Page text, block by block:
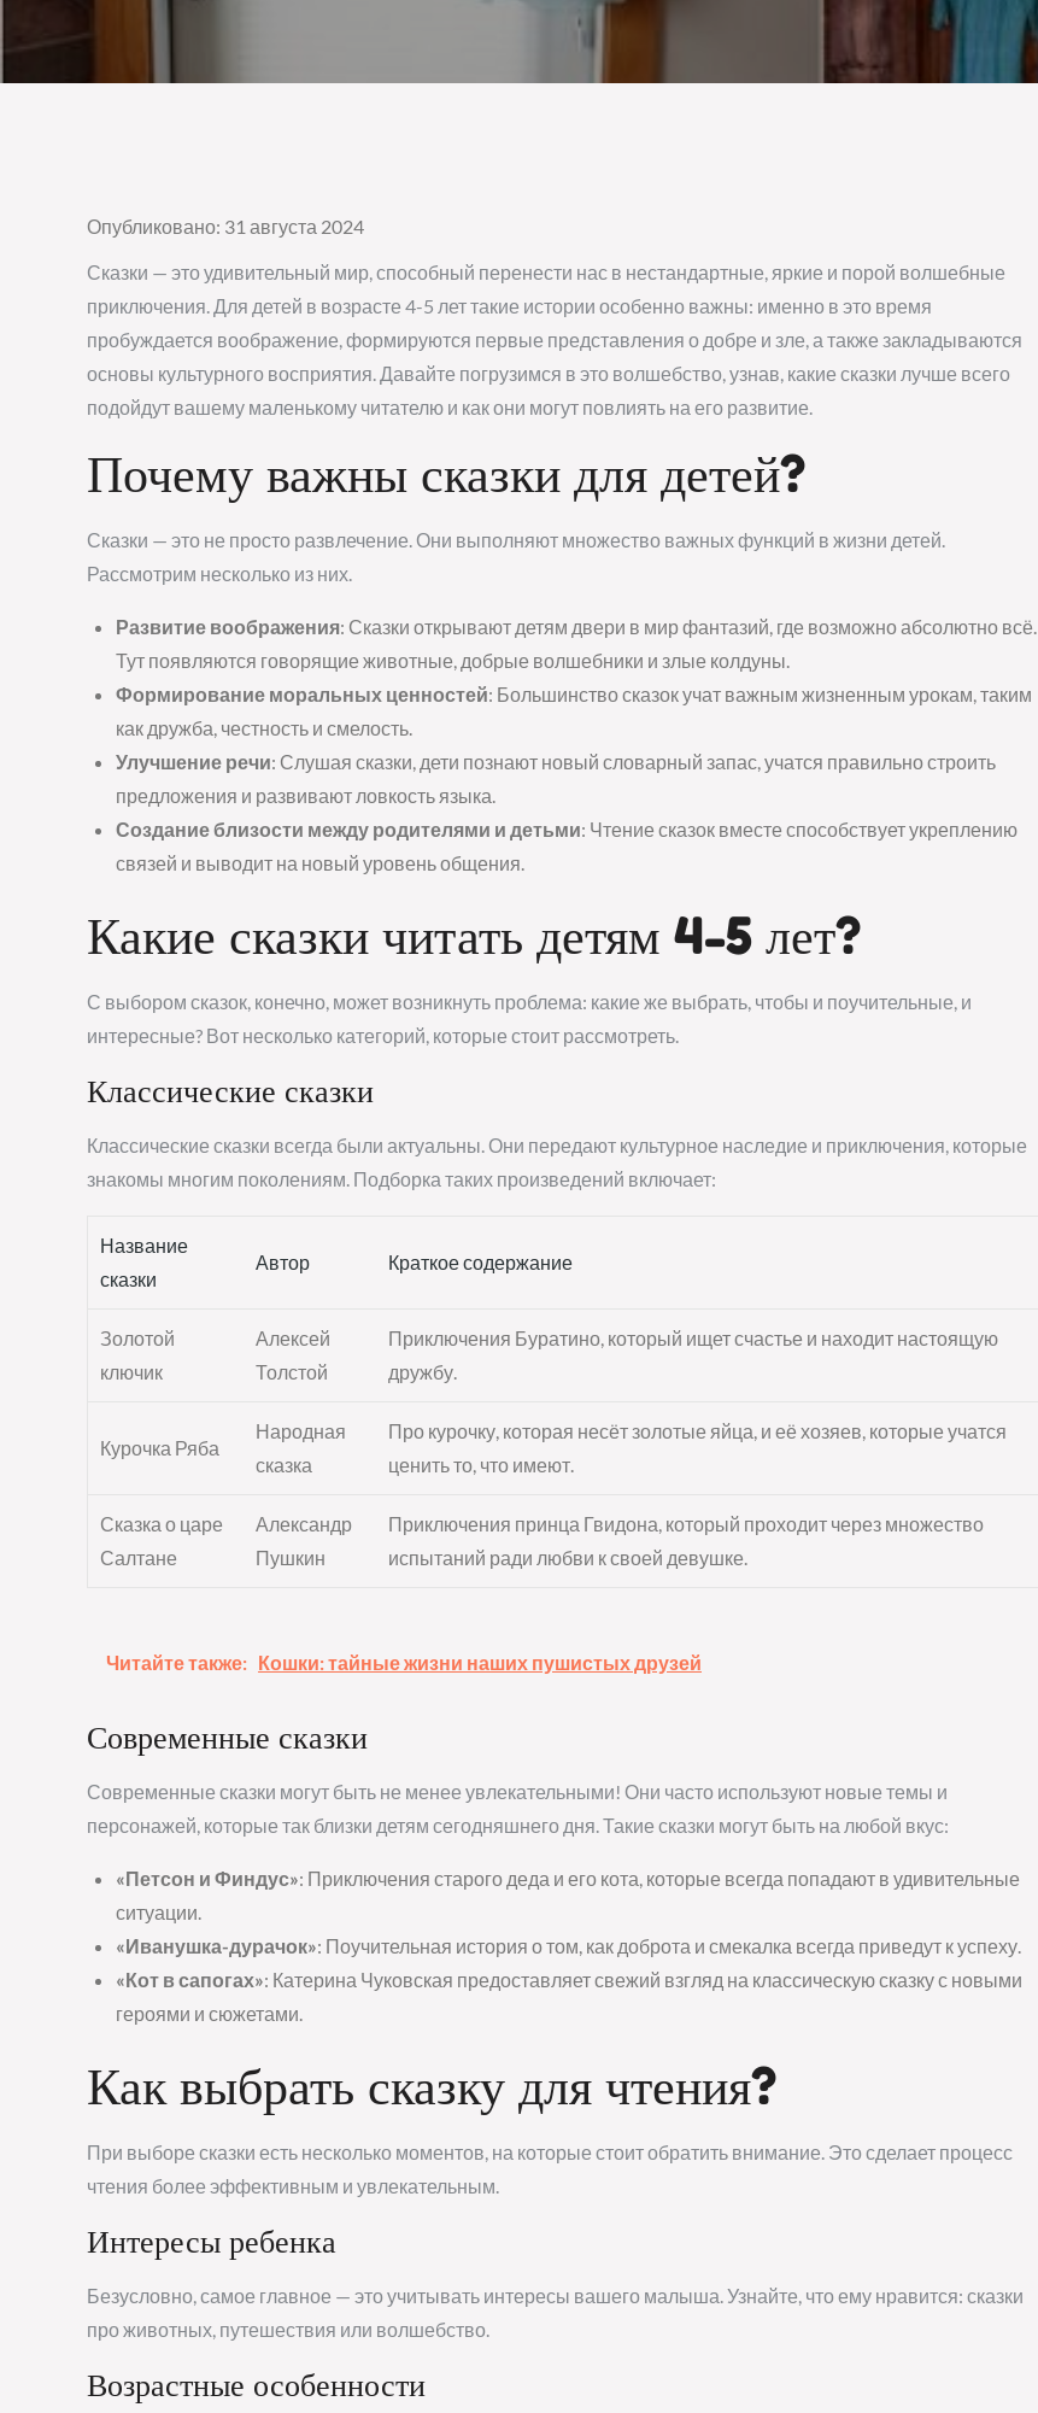
Опубликовано: 31 августа 2024
Сказки — это удивительный мир, способный перенести нас в нестандартные, яркие и порой волшебные
приключения. Для детей в возрасте 4-5 лет такие истории особенно важны: именно в это время
пробуждается воображение, формируются первые представления о добре и зле, а также закладываются
основы культурного восприятия. Давайте погрузимся в это волшебство, узнав, какие сказки лучше всего
подойдут вашему маленькому читателю и как они могут повлиять на его развитие.
Почему важны сказки для детей?
Сказки — это не просто развлечение. Они выполняют множество важных функций в жизни детей.
Рассмотрим несколько из них.
Развитие воображения: Сказки открывают детям двери в мир фантазий, где возможно абсолютно всё.
Тут появляются говорящие животные, добрые волшебники и злые колдуны.
Формирование моральных ценностей: Большинство сказок учат важным жизненным урокам, таким
как дружба, честность и смелость.
Улучшение речи: Слушая сказки, дети познают новый словарный запас, учатся правильно строить
предложения и развивают ловкость языка.
Создание близости между родителями и детьми: Чтение сказок вместе способствует укреплению
связей и выводит на новый уровень общения.
Какие сказки читать детям 4-5 лет?
С выбором сказок, конечно, может возникнуть проблема: какие же выбрать, чтобы и поучительные, и
интересные? Вот несколько категорий, которые стоит рассмотреть.
Классические сказки
Классические сказки всегда были актуальны. Они передают культурное наследие и приключения, которые
знакомы многим поколениям. Подборка таких произведений включает:
Название
сказки
Автор Краткое содержание
Золотой
ключик
Алексей
Толстой
Приключения Буратино, который ищет счастье и находит настоящую
дружбу.
Курочка Ряба
Народная
сказка
Про курочку, которая несёт золотые яйца, и её хозяев, которые учатся
ценить то, что имеют.
Сказка о царе
Салтане
Александр
Пушкин
Приключения принца Гвидона, который проходит через множество
испытаний ради любви к своей девушке.
Читайте также: Кошки: тайные жизни наших пушистых друзей
Современные сказки
Современные сказки могут быть не менее увлекательными! Они часто используют новые темы и
персонажей, которые так близки детям сегодняшнего дня. Такие сказки могут быть на любой вкус:
«Петсон и Финдус»: Приключения старого деда и его кота, которые всегда попадают в удивительные
ситуации.
«Иванушка-дурачок»: Поучительная история о том, как доброта и смекалка всегда приведут к успеху.
«Кот в сапогах»: Катерина Чуковская предоставляет свежий взгляд на классическую сказку с новыми
героями и сюжетами.
Как выбрать сказку для чтения?
При выборе сказки есть несколько моментов, на которые стоит обратить внимание. Это сделает процесс
чтения более эффективным и увлекательным.
Интересы ребенка
Безусловно, самое главное — это учитывать интересы вашего малыша. Узнайте, что ему нравится: сказки
про животных, путешествия или волшебство.
Возрастные особенности